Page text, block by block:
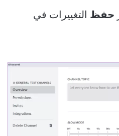
حفظ التغييرات في